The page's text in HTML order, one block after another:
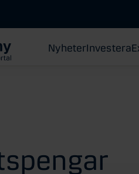
NyheterInvestera